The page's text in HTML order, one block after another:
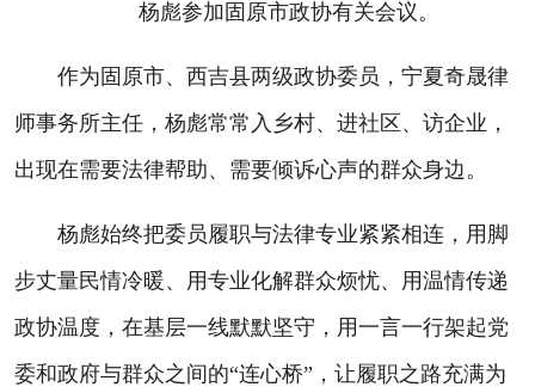
杨彪参加固原市政协有关会议。
作为固原市、西吉县两级政协委员，宁夏奇晟律
师事务所主任，杨彪常常入乡村、进社区、访企业，
出现在需要法律帮助、需要倾诉心声的群众身边。
杨彪始终把委员履职与法律专业紧紧相连，用脚
步丈量民情冷暖、用专业化解群众烦忧、用温情传递
政协温度，在基层一线默默坚守，用一言一行架起党
委和政府与群众之间的“连心桥”，让履职之路充满为